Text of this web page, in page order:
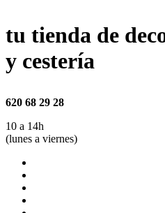
tu tienda de
y cestería
620 68 29 28
10 a 14h
(lunes a viernes)